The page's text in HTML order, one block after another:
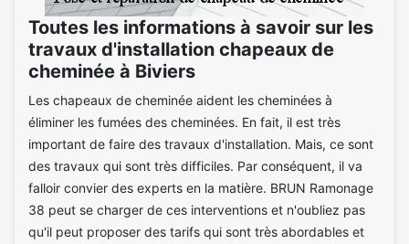
Toutes les informations à savoir sur les
travaux d'installation chapeaux de
cheminée à Biviers
Les chapeaux de cheminée aident les cheminées à
éliminer les fumées des cheminées. En fait, il est très
important de faire des travaux d'installation. Mais, ce sont
des travaux qui sont très difficiles. Par conséquent, il va
falloir convier des experts en la matière. BRUN Ramonage
38 peut se charger de ces interventions et n'oubliez pas
qu'il peut proposer des tarifs qui sont très abordables et